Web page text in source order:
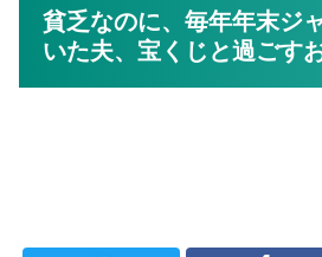
貧乏なのに、毎年年末ジ
いた夫、宝くじと過ごす